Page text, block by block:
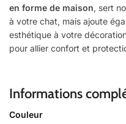
en forme de maison, sert
à votre chat, mais ajoute
esthétique à votre
pour allier confort et
Informations
Couleur